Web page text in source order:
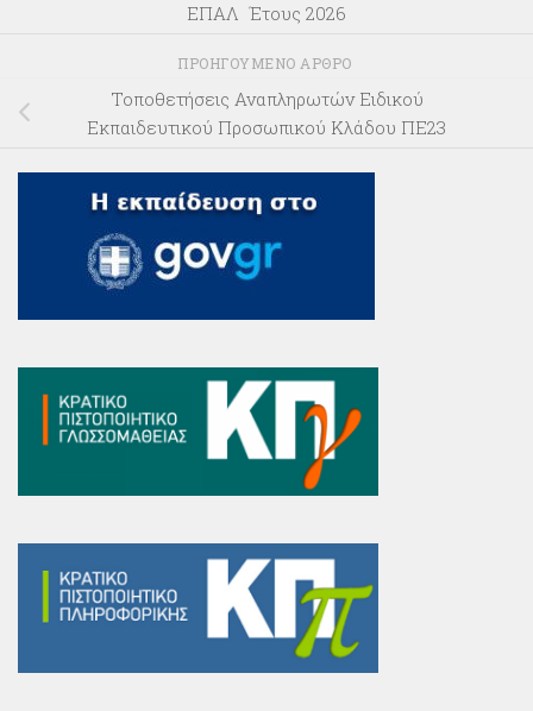
ΕΠΑΛ Έτους 2026
ΠΡΟΗΓΟΎΜΕΝΟ ΆΡΘΡΟ
Τοποθετήσεις Αναπληρωτών Ειδικού
Εκπαιδευτικού Προσωπικού Κλάδου ΠΕ23